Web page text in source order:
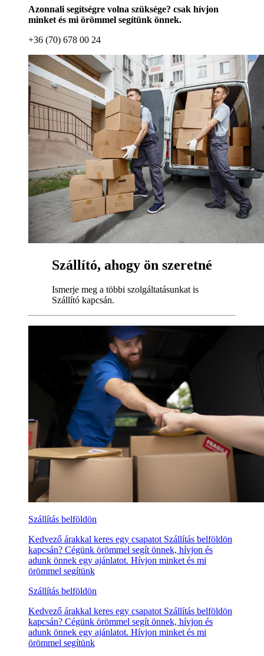
Azonnali segítségre volna szüksége? csak hívjon
minket és mi örömmel segítünk önnek.
+36 (70) 678 00 24
Szállító, ahogy ön szeretné
Ismerje meg a többi szolgáltatásunkat is
Szállító kapcsán.
Szállítás belföldön
Kedvező árakkal keres egy csapatot Szállítás belföldön
kapcsán? Cégünk örömmel segít önnek, hívjon és
adunk önnek egy ajánlatot. Hívjon minket és mi
örömmel segítünk
Szállítás belföldön
Kedvező árakkal keres egy csapatot Szállítás belföldön
kapcsán? Cégünk örömmel segít önnek, hívjon és
adunk önnek egy ajánlatot. Hívjon minket és mi
örömmel segítünk